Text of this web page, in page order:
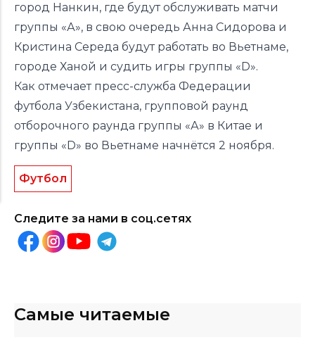
город Нанкин, где будут обслуживать матчи
группы «А», в свою очередь Анна Сидорова и
Кристина Середа будут работать во Вьетнаме,
городе Ханой и судить игры группы «D».
Как отмечает пресс-служба Федерации
футбола Узбекистана, групповой раунд
отборочного раунда группы «А» в Китае и
группы «D» во Вьетнаме начнётся 2 ноября.
Футбол
Следите за нами в соц.сетях
Самые читаемые